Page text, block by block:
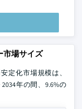
市場サイズ
定化市場規模は、
年の間、9.6%の